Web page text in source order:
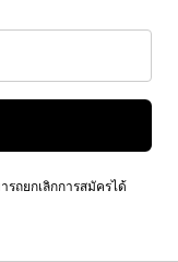
ถยกเลิกการสมัครได้